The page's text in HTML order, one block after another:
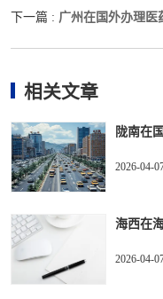
下一篇 : 广州在国外办理医
相关文章
陇南在
2026-04-
海西在
2026-04-